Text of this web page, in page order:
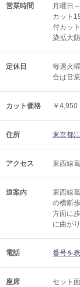
営業時間
月曜日
カット
付カッ
染拡大
定休日
毎週火
合は営
カット価格 ￥4,950
住所 東京都
アクセス 東西線
道案内
東西線
の横断
方面に
に曲が
電話 番号を
座席 セット